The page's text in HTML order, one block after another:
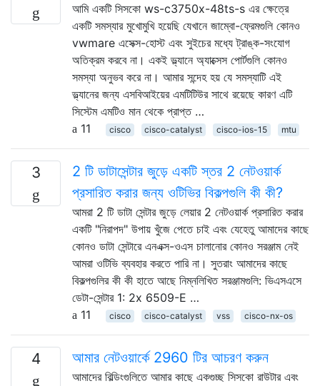
আমি একটি সিসকো ws-c3750x-48ts-s এর ক্ষেত্রে
একটি সমস্যার মুখোমুখি হয়েছি যেখানে জাম্বো-ফ্রেমগুলি কোনও
vwmare এসেক্স-হোস্ট এবং সুইচের মধ্যে ট্রাঙ্ক-সংযোগ
অতিক্রম করবে না। একই ভ্ল্যানে অ্যাক্সেস পোর্টগুলি কোনও
সমস্যা অনুভব করে না। আমার সন্দেহ হয় যে সমস্যাটি এই
ভ্ল্যানের জন্য এসবিআইয়ের এমটিটিউর সাথে রয়েছে কারণ এটি
সিস্টেম এমটিও মান থেকে প্রাপ্ত …
11
cisco cisco-catalyst cisco-ios-15 mtu
3
2 টি ডাটাসেন্টার জুড়ে একটি স্তর 2 নেটওয়ার্ক
প্রসারিত করার জন্য ওটিভির বিকল্পগুলি কী কী?
আমরা 2 টি ডাটা সেন্টার জুড়ে লেয়ার 2 নেটওয়ার্ক প্রসারিত করার
একটি "নিরাপদ" উপায় খুঁজে পেতে চাই এবং যেহেতু আমাদের কাছে
কোনও ডাটা সেন্টারে এনএক্স-ওএস চালানোর কোনও সরঞ্জাম নেই
আমরা ওটিভি ব্যবহার করতে পারি না। সুতরাং আমাদের কাছে
বিকল্পগুলির কী কী হাতে আছে নিম্নলিখিত সরঞ্জামগুলি: ভিএসএসে
ডেটা-সেন্টার 1: 2x 6509-E …
11
cisco cisco-catalyst vss cisco-nx-os
4 আমার নেটওয়ার্কে 2960 টির আচরণ করুন
আমাদের বিল্ডিংগুলিতে আমার কাছে একগুচ্ছ সিসকো রাউটার এবং